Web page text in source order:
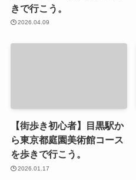
きで行こう。
2026.04.09
【街歩き初心者】目黒駅か
ら東京都庭園美術館コース
を歩きで行こう。
2026.01.17